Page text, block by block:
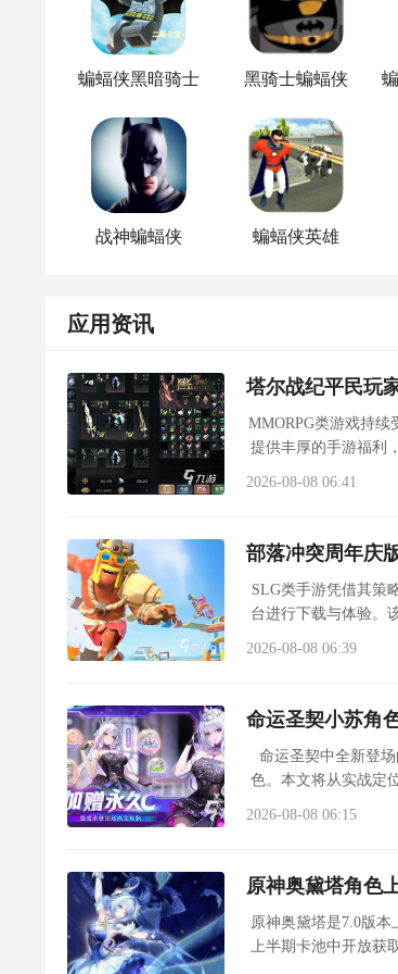
稳定的网络是流畅玩阿卡姆骑士的关键
家也是pero战队指定加速器。biubiu背靠阿
性化系统设置将软件缩小至后台运行，长
biubiu支持免费试用，只要注册新用户就能
只要一杯奶茶的费用就能享受电竞赛事般
【biubiu不卡顿】还能领到3天免费加速，
》》》》》#biubiu加速器#《《《《《
会低于12个GB。一旦低于这个数值，那就
版本，毕竟老驱动就会加剧游戏兼容性问
后把垂直同步关闭，就能避免帧率被强制
如果是因为网络不稳定而导致，就应该选
蝙蝠侠阿卡姆骑士掉帧怎么办 蝙蝠
雨夜中穿梭于摩天楼之间，或是驾驶蝙蝠
【biubiu加速器】最新版下载
深究这些问题的根源，不难发现游戏对硬
推荐标准时，
高画质渲染下的大型地图加
这个作品主要登录在Xbox、PS主机平台
蝙蝠侠阿卡姆骑士闪退怎么办 蝙蝠
哥谭相信大家都有所耳闻，剧情犯罪科幻
哥谭迷可以重温电视剧的细节片段来完成
会帮你处理，下文有具体的介绍方法，轻
蝙蝠侠黑暗骑士 黑骑士蝙蝠侠
战神蝙蝠侠 蝙蝠侠英雄
应用资讯
塔尔战纪平民玩
MMORPG类游戏持
提供丰厚的手游福利
2026-08-08 06:41
部落冲突周年庆
SLG类手游凭借其策
台进行下载与体验。
2026-08-08 06:39
命运圣契小苏角
命运圣契中全新登
色。本文将从实战定
2026-08-08 06:15
原神奥黛塔角色
原神奥黛塔是7.0版
上半期卡池中开放获